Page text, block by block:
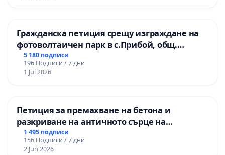
Гражданска петиция срещу изграждане на
фотоволтаичен парк в с.Прибой, общ.
Радомир
5 180 подписи
196 Подписи / 7 дни
1 Jul 2026
Петиция за премахване на бетона и
разкриване на античното сърце на
Могиланската могила във Враца
1 495 подписи
156 Подписи / 7 дни
2 Jun 2026